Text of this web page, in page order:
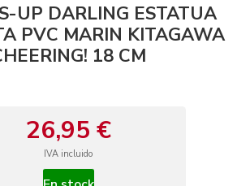
UP DARLING ESTATUA
PVC MARIN KITAGAWA
18 CM
26,95 €
IVA incluido